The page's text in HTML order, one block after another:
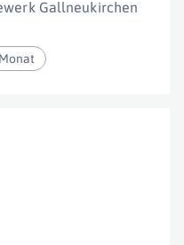
Gallneukirchen